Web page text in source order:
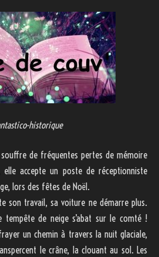
historique
souffre de fréquentes pertes de mémoire
elle accepte un poste de réceptionniste
, lors des fêtes de Noël.
son travail, sa voiture ne démarre plus.
tempête de neige s’abat sur le comté !
un chemin à travers la nuit glaciale,
le crâne, la clouant au sol. Les